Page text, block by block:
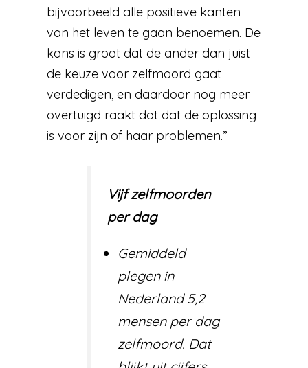
bijvoorbeeld alle positieve kanten
van het leven te gaan benoemen. De
kans is groot dat de ander dan juist
de keuze voor zelfmoord gaat
verdedigen, en daardoor nog meer
overtuigd raakt dat dat de oplossing
is voor zijn of haar problemen.”
Vijf zelfmoorden
per dag
Gemiddeld
plegen in
Nederland 5,2
mensen per dag
zelfmoord. Dat